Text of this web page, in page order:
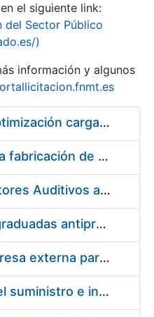
el siguiente link:
del Sector Público
)
información y algunos
Pliego condiciones optimización cargas compras firmado
Acuerdo marco para la fabricación de piezas
Suministro de Protectores Auditivos a medida para las personas trabajadoras de los Centros de Trabajo de Madrid y Burgos
Suministro de gafas graduadas antiproyecciones para los trabajadores de la FNMT-RCM en los centros de trabajo de Madrid y Burgos
Servicios de una empresa externa para el asesoramiento y resolución de los recursos de alzada que se presentan relacionados con procesos de selección para la FNMT-RCM
Acuerdo marco para el suministro e instalación de persianas, estores y otros complementos